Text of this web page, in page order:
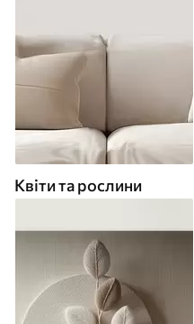
Квіти та рослини